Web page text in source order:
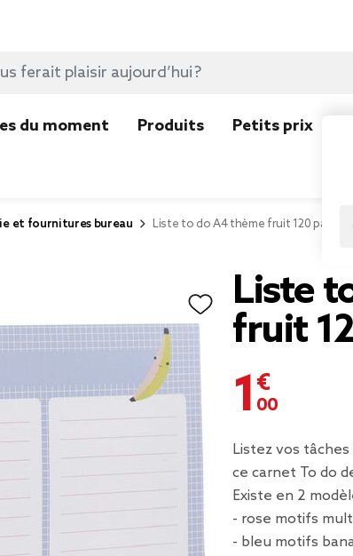
du moment Produits Petits prix
et fournitures bureau Liste to do A4 thème fruit 120 pages
Liste
fruit
1,00 €
Listez vos
ce carnet To do
Existe en 2
- rose motifs
- bleu motifs